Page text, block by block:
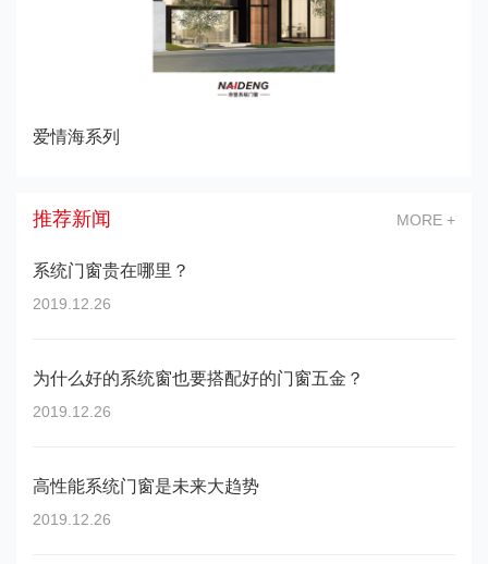
憾市系列
推荐新闻 MORE +
系统门窗贵在哪里？
2019.12.26
为什么好的系统窗也要搭配好的门窗五金？
2019.12.26
高性能系统门窗是未来大趋势
2019.12.26